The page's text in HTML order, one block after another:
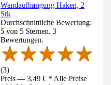
Wandaufhängung Haken, 2
Stk
Durchschnittliche Bewertung:
5 von 5 Sternen. 3
Bewertungen.
(3)
Preis — 3,49 € * Alle Preise